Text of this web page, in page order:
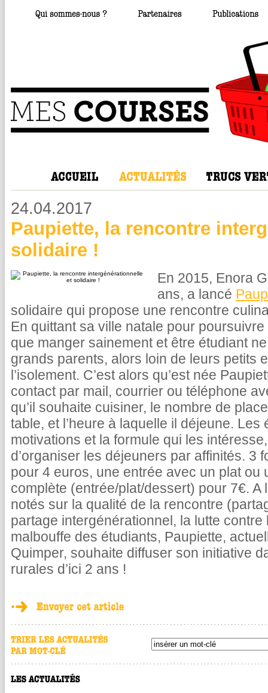
24.04.2017
Paupiette, la rencontre
solidaire !
En 2015, Enora
ans, a lancé
solidaire qui propose une rencontre
En quittant sa ville natale pour
que manger sainement et être étudiant
grands parents, alors loin de leurs petits
l’isolement. C’est alors qu’est née
contact par mail, courrier ou téléphone
qu’il souhaite cuisiner, le nombre de
table, et l’heure à laquelle il déjeune.
motivations et la formule qui les
d’organiser les déjeuners par affinités. 3
pour 4 euros, une entrée avec un plat ou
complète (entrée/plat/dessert) pour 7€.
notés sur la qualité de la rencontre
partage intergénérationnel, la lutte contre
malbouffe des étudiants, Paupiette,
Quimper, souhaite diffuser son initiative
rurales d’ici 2 ans !